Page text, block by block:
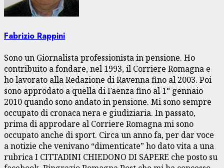
Fabrizio Rappini
Sono un Giornalista professionista in pensione. Ho
contribuito a fondare, nel 1993, il Corriere Romagna e
ho lavorato alla Redazione di Ravenna fino al 2003. Poi
sono approdato a quella di Faenza fino al 1° gennaio
2010 quando sono andato in pensione. Mi sono sempre
occupato di cronaca nera e giudiziaria. In passato,
prima di approdare al Corriere Romagna mi sono
occupato anche di sport. Circa un anno fa, per dar voce
a notizie che venivano “dimenticate” ho dato vita a una
rubrica I CITTADINI CHIEDONO DI SAPERE che posto su